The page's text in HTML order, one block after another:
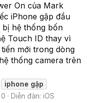
On của Mark
iPhone gập đầu
bị hệ thống bốn
Touch ID thay vì
mới trong dòng
thống camera trên
iphone gập
Diễn đàn: iOS